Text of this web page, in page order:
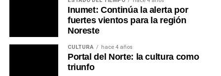
Inumet: Continúa la alerta por
fuertes vientos para la región
Noreste
CULTURA hace 4 años
Portal del Norte: la cultura como
triunfo